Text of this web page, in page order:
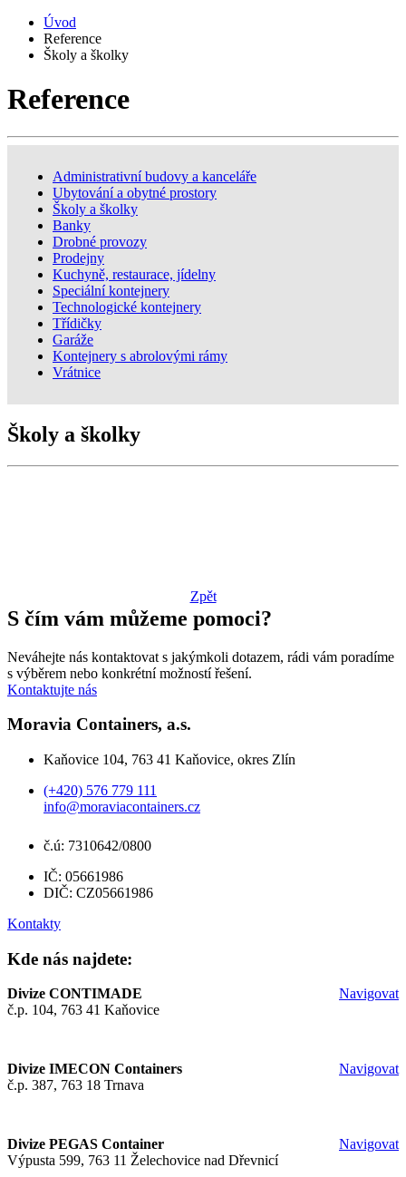
Úvod
Reference
Školy a školky
Reference
Administrativní budovy a kanceláře
Ubytování a obytné prostory
Školy a školky
Banky
Drobné provozy
Prodejny
Kuchyně, restaurace, jídelny
Speciální kontejnery
Technologické kontejnery
Třídičky
Garáže
Kontejnery s abrolovými rámy
Vrátnice
Školy a školky
Zpět
S čím vám můžeme pomoci?
Neváhejte nás kontaktovat s jakýmkoli dotazem, rádi vám poradíme
s výběrem nebo konkrétní možností řešení.
Kontaktujte nás
Moravia Containers, a.s.
Kaňovice 104, 763 41 Kaňovice, okres Zlín
(+420) 576 779 111
info@moraviacontainers.cz
č.ú: 7310642/0800
IČ: 05661986
DIČ: CZ05661986
Kontakty
Kde nás najdete:
Navigovat
Divize CONTIMADE
č.p. 104, 763 41 Kaňovice
Navigovat
Divize IMECON Containers
č.p. 387, 763 18 Trnava
Navigovat
Divize PEGAS Container
Výpusta 599, 763 11 Želechovice nad Dřevnicí